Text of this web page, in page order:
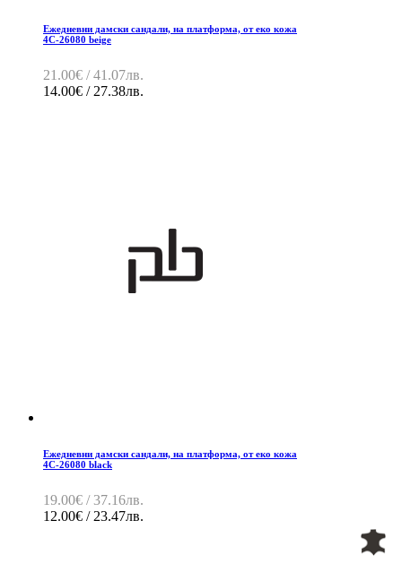
Ежедневни дамски сандали, на платформа, от еко кожа
4C-26080 beige
21.00€ / 41.07лв.
14.00€ / 27.38лв.
Ежедневни дамски сандали, на платформа, от еко кожа
4C-26080 black
19.00€ / 37.16лв.
12.00€ / 23.47лв.